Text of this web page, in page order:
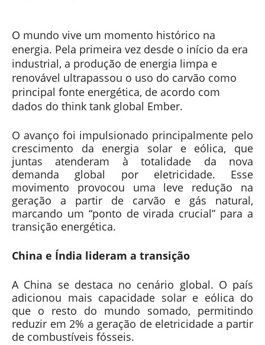
O mundo vive um momento histórico na
energia. Pela primeira vez desde o início da era
industrial, a produção de energia limpa e
renovável ultrapassou o uso do carvão como
principal fonte energética, de acordo com
dados do think tank global Ember.
O avanço foi impulsionado principalmente pelo
crescimento da energia solar e eólica, que
juntas atenderam à totalidade da nova
demanda global por eletricidade. Esse
movimento provocou uma leve redução na
geração a partir de carvão e gás natural,
marcando um “ponto de virada crucial” para a
transição energética.
China e Índia lideram a transição
A China se destaca no cenário global. O país
adicionou mais capacidade solar e eólica do
que o resto do mundo somado, permitindo
reduzir em 2% a geração de eletricidade a partir
de combustíveis fósseis.